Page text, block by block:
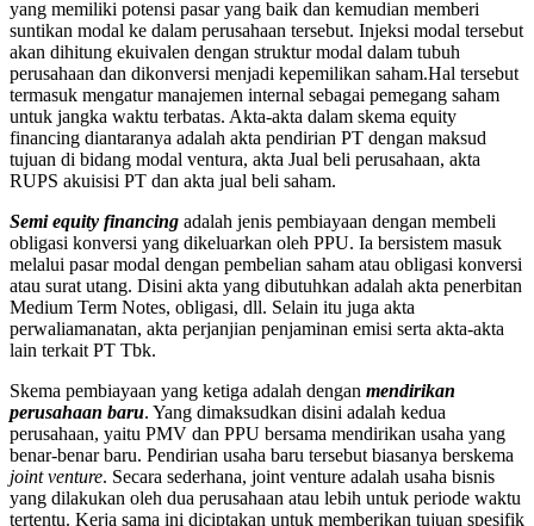
yang memiliki potensi pasar yang baik dan kemudian memberi
suntikan modal ke dalam perusahaan tersebut. Injeksi modal tersebut
akan dihitung ekuivalen dengan struktur modal dalam tubuh
perusahaan dan dikonversi menjadi kepemilikan saham.Hal tersebut
termasuk mengatur manajemen internal sebagai pemegang saham
untuk jangka waktu terbatas. Akta-akta dalam skema equity
financing diantaranya adalah akta pendirian PT dengan maksud
tujuan di bidang modal ventura, akta Jual beli perusahaan, akta
RUPS akuisisi PT dan akta jual beli saham.
Semi equity financing adalah jenis pembiayaan dengan membeli
obligasi konversi yang dikeluarkan oleh PPU. Ia bersistem masuk
melalui pasar modal dengan pembelian saham atau obligasi konversi
atau surat utang. Disini akta yang dibutuhkan adalah akta penerbitan
Medium Term Notes, obligasi, dll. Selain itu juga akta
perwaliamanatan, akta perjanjian penjaminan emisi serta akta-akta
lain terkait PT Tbk.
Skema pembiayaan yang ketiga adalah dengan mendirikan
perusahaan baru. Yang dimaksudkan disini adalah kedua
perusahaan, yaitu PMV dan PPU bersama mendirikan usaha yang
benar-benar baru. Pendirian usaha baru tersebut biasanya berskema
joint venture. Secara sederhana, joint venture adalah usaha bisnis
yang dilakukan oleh dua perusahaan atau lebih untuk periode waktu
tertentu. Kerja sama ini diciptakan untuk memberikan tujuan spesifik